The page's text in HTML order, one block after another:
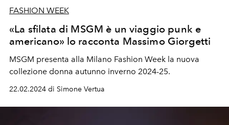
FASHION WEEK
«La sfilata di MSGM è un viaggio punk e
americano» lo racconta Massimo Giorgetti
MSGM presenta alla Milano Fashion Week la nuova
collezione donna autunno inverno 2024-25.
22.02.2024 di Simone Vertua